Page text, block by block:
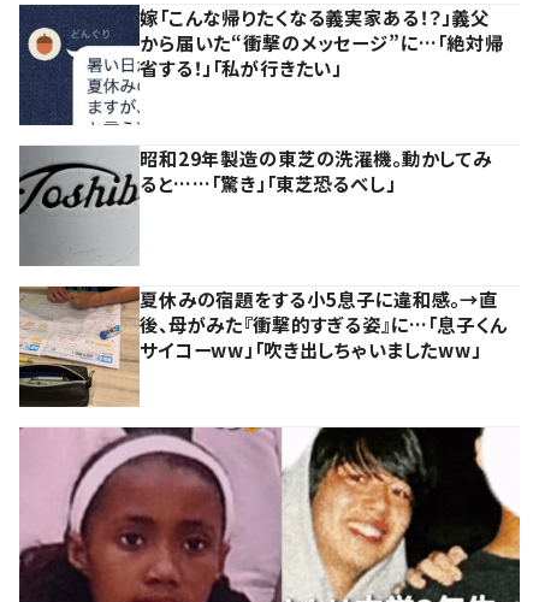
嫁「こんな帰りたくなる義実家ある！？」義父
から届いた“衝撃のメッセージ”に…「絶対帰
省する！」「私が行きたい」
昭和29年製造の東芝の洗濯機。動かしてみ
ると……「驚き」「東芝恐るべし」
夏休みの宿題をする小5息子に違和感。→直
後、母がみた『衝撃的すぎる姿』に…「息子くん
サイコーww」「吹き出しちゃいましたww」